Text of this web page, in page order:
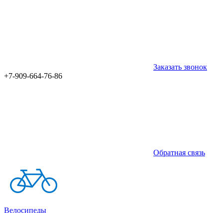
Заказать звонок
+7-909-664-76-86
Обратная связь
Велосипеды